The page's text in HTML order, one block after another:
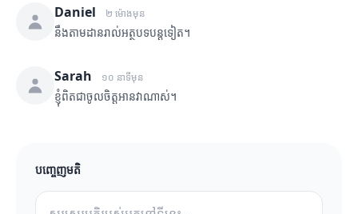
Daniel ២ ម៉ោងមុន
នឹងតាមដានរាល់អត្ថបទបន្តទៀត។
Sarah ១០ នាទីមុន
ខ្ញុំពិតជាចូលចិត្តអានវាណាស់។
បញ្ចេញមតិ